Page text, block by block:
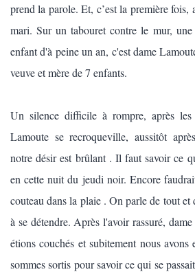
prend la parole. Et, c’est la première fois,
mari. Sur un tabouret contre le mur,
enfant d'à peine un an, c'est dame
veuve et mère de 7 enfants.
Un silence difficile à rompre, après
Lamoute se recroqueville, aussitôt
notre désir est brûlant . Il faut savoir ce
en cette nuit du jeudi noir. Encore
couteau dans la plaie . On parle de tout et
à se détendre. Après l'avoir rassuré,
étions couchés et subitement nous
sommes sortis pour savoir ce qui se